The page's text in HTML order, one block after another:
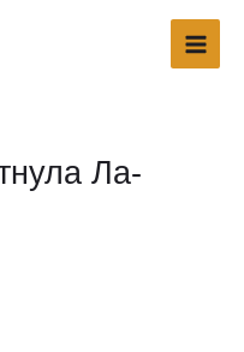
Main
Ла-